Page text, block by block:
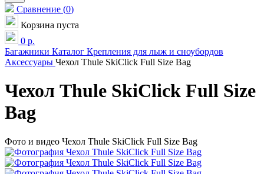
Сравнение (0)
Корзина пуста
0 р.
Багажники Каталог Крепления для лыж и сноубордов
Аксессуары Чехол Thule SkiClick Full Size Bag
Чехол Thule SkiClick Full Size
Bag
Фото и видео Чехол Thule SkiClick Full Size Bag